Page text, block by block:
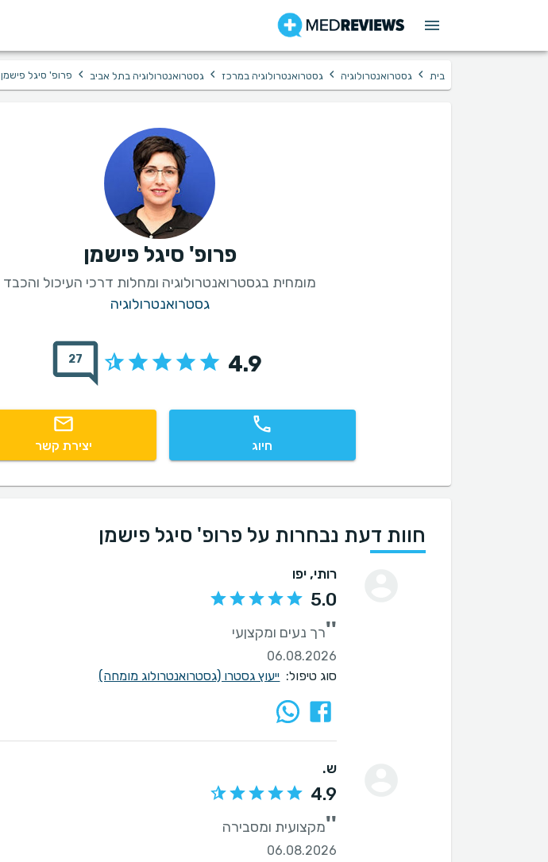
בית › גסטרואנטרולוגיה › גסטרואנטרולוגיה במרכז › גסטרואנטרולוגיה בתל אביב › פרופ' סיגל פישמן
פרופ' סיגל פישמן
מומחית בגסטרואנטרולוגיה ומחלות דרכי העיכול והכבד
גסטרואנטרולוגיה
4.9
27
חיוג יצירת קשר
חוות דעת נבחרות על פרופ' סיגל פישמן
רותי, יפו
5.0
''רך נעים ומקצןעי
06.08.2026
סוג טיפול: ייעוץ גסטרו (גסטרואנטרולוג מומחה)
ש.
4.9
''מקצועית ומסבירה
06.08.2026